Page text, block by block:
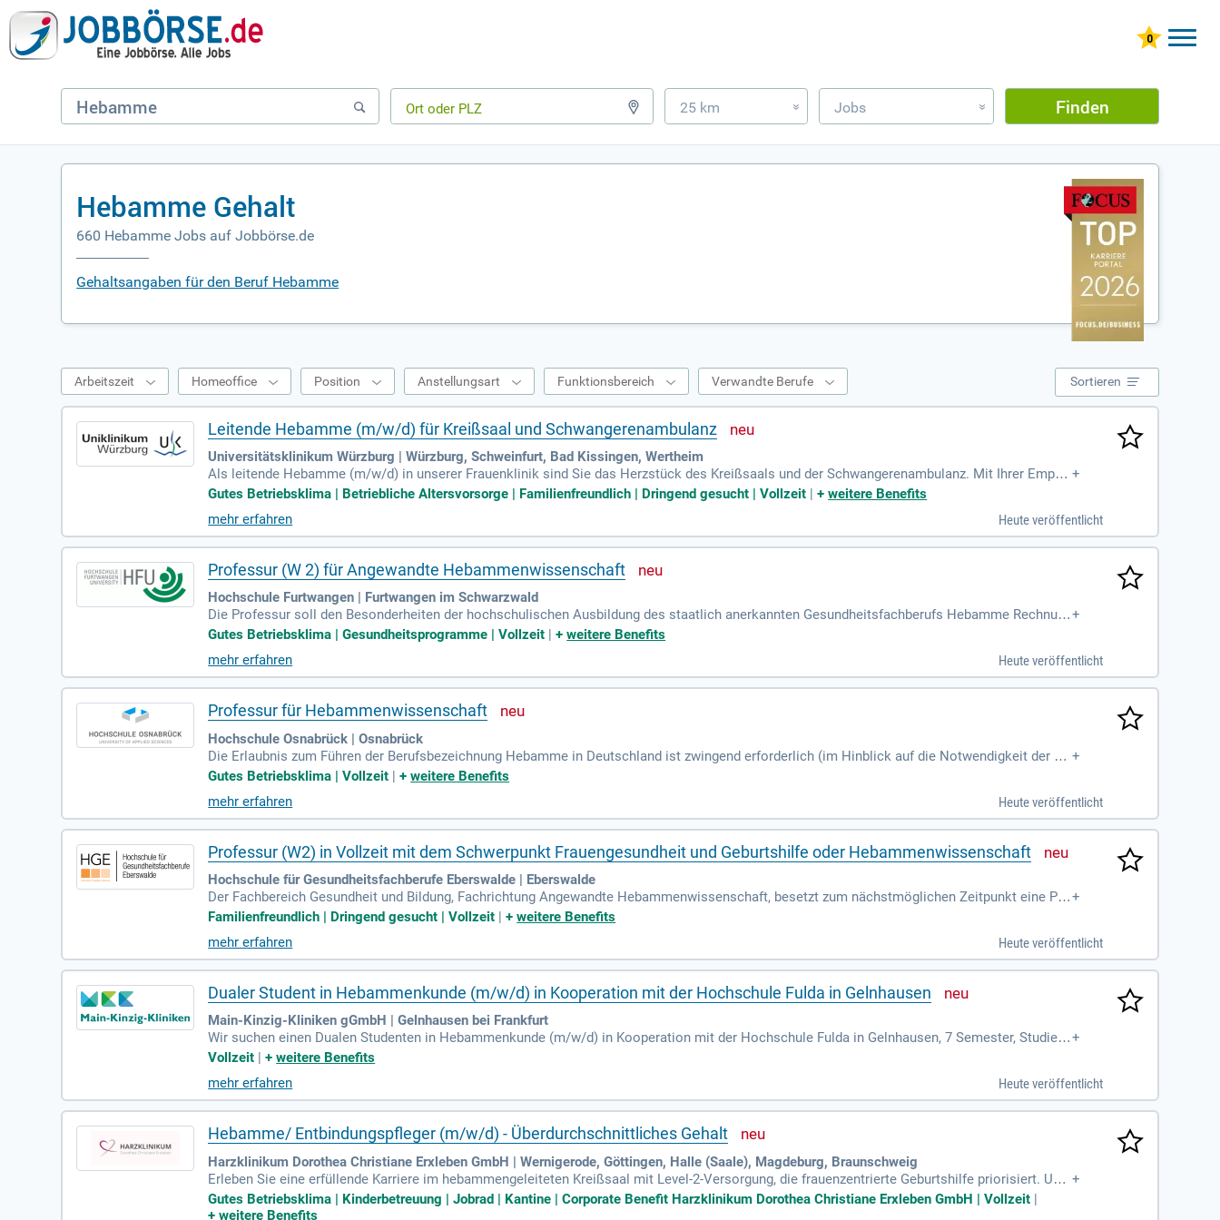
25 km » Jobs » Finden
Hebamme Gehalt
660 Hebamme Jobs auf Jobbörse.de
Gehaltsangaben für den Beruf Hebamme
Arbeitszeit Homeoffice Position Anstellungsart Funktionsbereich Verwandte Berufe Sortieren
Leitende Hebamme (m/w/d) für Kreißsaal und Schwangerenambulanz
Universitätsklinikum Würzburg | Würzburg, Schweinfurt, Bad Kissingen, Wertheim
Als leitende Hebamme (m/w/d) in unserer Frauenklinik sind Sie das Herzstück des Kreißsaals und der Schwangerenambulanz. Mit Ihrer Empat
hie und Durchsetzungsstärke führen Sie unser engagiertes Hebammenteam. Sie gestalten eine wertschätzende Kultur, in der sich jede Mitarbei
terin wohl und gefördert fühlt. Zudem entwickeln Sie geburtshilfliche Prozesse kontinuierlich weiter, immer evidenzbasiert und familienorientie
rt. In Ihrer Rolle moderieren Sie den interdisziplinären Austausch und sind Mentor für angehende Hebammenwissenschafts-Studierende. Qualifi
kation ist unerlässlich; daher erwarten wir eine abgeschlossene Ausbildung zur Hebamme oder ein entsprechendes Studium von Ihnen.
+
Gutes Betriebsklima | Betriebliche Altersvorsorge | Familienfreundlich | Dringend gesucht | Vollzeit |+weitere Benefits
mehr erfahren
Heute veröffentlicht
Professur (W 2) für Angewandte Hebammenwissenschaft
Hochschule Furtwangen | Furtwangen im Schwarzwald
Die Professur soll den Besonderheiten der hochschulischen Ausbildung des staatlich anerkannten Gesundheitsfachberufs Hebamme Rechnun
g tragen.
+
Gutes Betriebsklima | Gesundheitsprogramme | Vollzeit |+weitere Benefits
mehr erfahren
Heute veröffentlicht
Professur für Hebammenwissenschaft
Hochschule Osnabrück | Osnabrück
Die Erlaubnis zum Führen der Berufsbezeichnung Hebamme in Deutschland ist zwingend erforderlich (im Hinblick auf die Notwendigkeit der Ab
nahme der staatlichen Prüfungen, Vorgaben im Hebammengesetz).
+
Gutes Betriebsklima | Vollzeit |+weitere Benefits
mehr erfahren
Heute veröffentlicht
Professur (W2) in Vollzeit mit dem Schwerpunkt Frauengesundheit und Geburtshilfe oder Hebammenwissenschaft
Hochschule für Gesundheitsfachberufe Eberswalde | Eberswalde
Der Fachbereich Gesundheit und Bildung, Fachrichtung Angewandte Hebammenwissenschaft, besetzt zum nächstmöglichen Zeitpunkt eine Pro
fessur (W2) in Vollzeit mit dem Schwerpunkt Frauengesundheit und Geburtshilfe oder Hebammenwissenschaft Ihr Tätigkeitsspektrum
+
Familienfreundlich | Dringend gesucht | Vollzeit |+weitere Benefits
mehr erfahren
Heute veröffentlicht
Dualer Student in Hebammenkunde (m/w/d) in Kooperation mit der Hochschule Fulda in Gelnhausen
Main-Kinzig-Kliniken gGmbH | Gelnhausen bei Frankfurt
Wir suchen einen Dualen Studenten in Hebammenkunde (m/w/d) in Kooperation mit der Hochschule Fulda in Gelnhausen, 7 Semester, Studien
start 01.10.2026.
+
Vollzeit |+weitere Benefits
mehr erfahren
Heute veröffentlicht
Hebamme/ Entbindungspfleger (m/w/d) - Überdurchschnittliches Gehalt
Harzklinikum Dorothea Christiane Erxleben GmbH | Wernigerode, Göttingen, Halle (Saale), Magdeburg, Braunschweig
Erleben Sie eine erfüllende Karriere im hebammengeleiteten Kreißsaal mit Level-2-Versorgung, die frauenzentrierte Geburtshilfe priorisiert. Uns
ere Einrichtungen bieten eine familiäre Atmosphäre und enge Begleitung für werdende Familien. Hebammen und Entbindungspfleger wirken hie
r aktiv bei geburtshilflichen Maßnahmen mit und sorgen für einen reibungslosen Ablauf. Wir legen großen Wert auf sorgfältige Dokumentation
+
Gutes Betriebsklima | Kinderbetreuung | Jobrad | Kantine | Corporate Benefit Harzklinikum Dorothea Christiane Erxleben GmbH | Vollzeit |
+weitere Benefits